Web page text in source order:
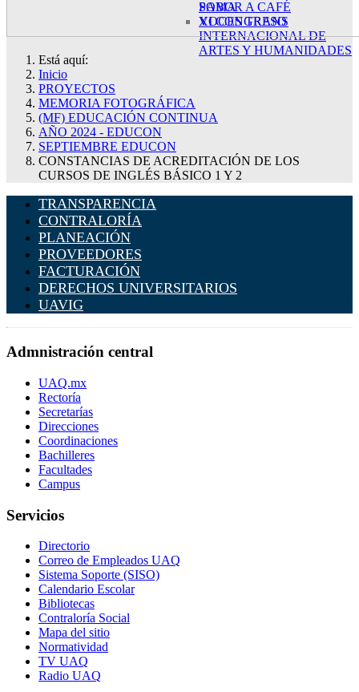
SABOR A CAFÉ
XI CONGRESO
INTERNACIONAL DE
ARTES Y HUMANIDADES
POMA
VOCES TRANS
Está aquí:
Inicio
PROYECTOS
MEMORIA FOTOGRÁFICA
(MF) EDUCACIÓN CONTINUA
AÑO 2024 - EDUCON
SEPTIEMBRE EDUCON
CONSTANCIAS DE ACREDITACIÓN DE LOS
CURSOS DE INGLÉS BÁSICO 1 Y 2
TRANSPARENCIA
CONTRALORÍA
PLANEACIÓN
PROVEEDORES
FACTURACIÓN
DERECHOS UNIVERSITARIOS
UAVIG
Admnistración central
UAQ.mx
Rectoría
Secretarías
Direcciones
Coordinaciones
Bachilleres
Facultades
Campus
Servicios
Directorio
Correo de Empleados UAQ
Sistema Soporte (SISO)
Calendario Escolar
Bibliotecas
Contraloría Social
Mapa del sitio
Normatividad
TV UAQ
Radio UAQ